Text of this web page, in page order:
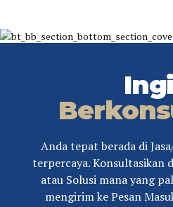
Anda tepat berada di
terpercaya. Konsultasikan
atau Solusi mana yang
mengirim ke Pesan